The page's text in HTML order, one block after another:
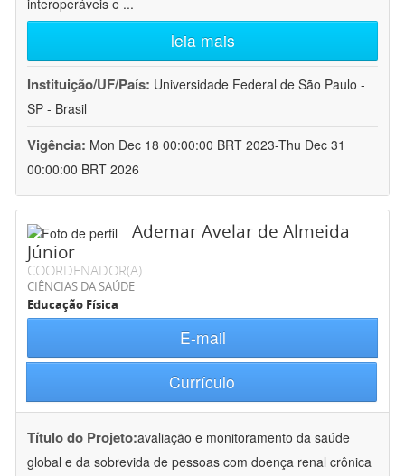
interoperáveis e ...
leia mais
Instituição/UF/País: Universidade Federal de São Paulo -
SP - Brasil
Vigência: Mon Dec 18 00:00:00 BRT 2023-Thu Dec 31
00:00:00 BRT 2026
Ademar Avelar de Almeida
Júnior
COORDENADOR(A)
CIÊNCIAS DA SAÚDE
Educação Física
E-mail
Currículo
Título do Projeto:avaliação e monitoramento da saúde
global e da sobrevida de pessoas com doença renal crônica